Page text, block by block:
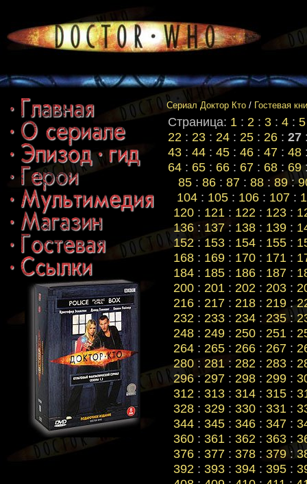
Сериал Доктор Кто / Гостевая
Страница: 1 : 2 : 3 : 4 : 5
22 : 23 : 24 : 25 : 26 : 27
43 : 44 : 45 : 46 : 47 : 48
64 : 65 : 66 : 67 : 68 : 69
85 : 86 : 87 : 88 : 89 :
104 : 105 : 106 : 107 :
120: 121 : 122 : 123:
136: 137: 138: 139:
152 : 153: 154: 155:
168: 169: 170: 171 :
184: 185: 186: 187:
200 : 201 : 202 : 203 :
216: 217: 218: 219:
232 : 233: 234: 235:
248: 249: 250: 251 :
264: 265: 266: 267:
280: 281 : 282 : 283:
296 : 297 : 298 : 299 :
312 : 313: 314: 315:
328: 329: 330: 331 :
344: 345: 346: 347:
360: 361 : 362 : 363:
376: 377: 378: 379:
392 : 393: 394: 395: